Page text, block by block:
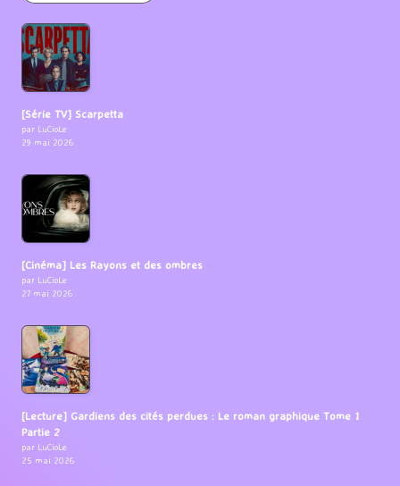
[Série TV] Scarpetta
par LuCioLe
29 mai 2026
[Cinéma] Les Rayons et des ombres
par LuCioLe
27 mai 2026
[Lecture] Gardiens des cités perdues : Le roman graphique Tome 1
Partie 2
par LuCioLe
25 mai 2026